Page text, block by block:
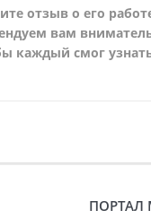
отзыв о его
вам
каждый смог
ПОРТАЛ